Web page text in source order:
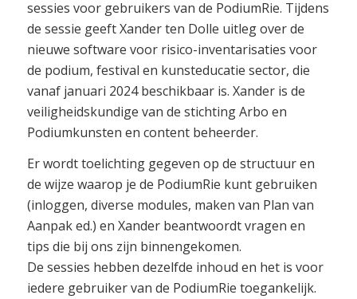
sessies voor gebruikers van de PodiumRie. Tijdens
de sessie geeft Xander ten Dolle uitleg over de
nieuwe software voor risico-inventarisaties voor
de podium, festival en kunsteducatie sector, die
vanaf januari 2024 beschikbaar is. Xander is de
veiligheidskundige van de stichting Arbo en
Podiumkunsten en content beheerder.
Er wordt toelichting gegeven op de structuur en
de wijze waarop je de PodiumRie kunt gebruiken
(inloggen, diverse modules, maken van Plan van
Aanpak ed.) en Xander beantwoordt vragen en
tips die bij ons zijn binnengekomen.
De sessies hebben dezelfde inhoud en het is voor
iedere gebruiker van de PodiumRie toegankelijk.